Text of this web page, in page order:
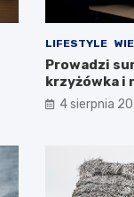
LIFESTYLE
Prowadzi
krzyżówka i
4 sierpnia